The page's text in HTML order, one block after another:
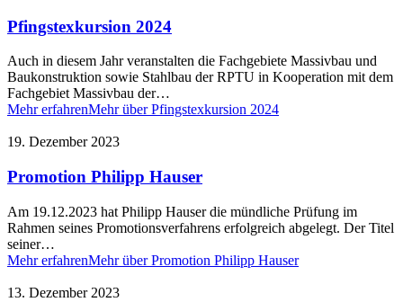
Pfingstexkursion 2024
Auch in diesem Jahr veranstalten die Fachgebiete Massivbau und
Baukonstruktion sowie Stahlbau der RPTU in Kooperation mit dem
Fachgebiet Massivbau der…
Mehr erfahrenMehr über Pfingstexkursion 2024
19. Dezember 2023
Promotion Philipp Hauser
Am 19.12.2023 hat Philipp Hauser die mündliche Prüfung im
Rahmen seines Promotionsverfahrens erfolgreich abgelegt. Der Titel
seiner…
Mehr erfahrenMehr über Promotion Philipp Hauser
13. Dezember 2023